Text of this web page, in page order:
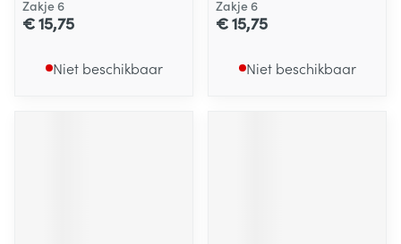
Zakje 6
€ 15,75
Niet beschikbaar
Zakje 6
€ 15,75
Niet beschikbaar